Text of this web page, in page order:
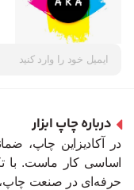
درباره چاپ ابزار
در آکادیزاین چاپ،
اساسی کار ماست. با
حرفه‌ای در صنعت چاپ،